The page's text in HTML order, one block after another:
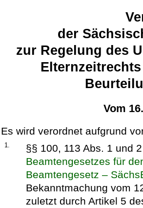
der
zur Regelung des
Vom
Es wird verordnet aufgrund
1.
§§ 100, 113 Abs. 1 und
Beamtengesetzes für
Beamtengesetz –
Bekanntmachung vom
zuletzt durch Artikel 5